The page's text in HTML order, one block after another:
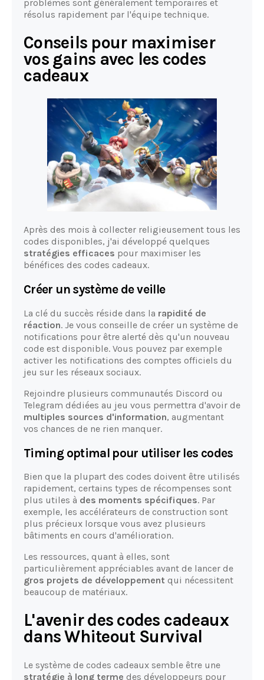
problèmes sont généralement temporaires et
résolus rapidement par l'équipe technique.
Conseils pour maximiser
vos gains avec les codes
cadeaux
Après des mois à collecter religieusement tous les
codes disponibles, j'ai développé quelques
stratégies efficaces pour maximiser les
bénéfices des codes cadeaux.
Créer un système de veille
La clé du succès réside dans la rapidité de
réaction. Je vous conseille de créer un système de
notifications pour être alerté dès qu'un nouveau
code est disponible. Vous pouvez par exemple
activer les notifications des comptes officiels du
jeu sur les réseaux sociaux.
Rejoindre plusieurs communautés Discord ou
Telegram dédiées au jeu vous permettra d'avoir de
multiples sources d'information, augmentant
vos chances de ne rien manquer.
Timing optimal pour utiliser les codes
Bien que la plupart des codes doivent être utilisés
rapidement, certains types de récompenses sont
plus utiles à des moments spécifiques. Par
exemple, les accélérateurs de construction sont
plus précieux lorsque vous avez plusieurs
bâtiments en cours d'amélioration.
Les ressources, quant à elles, sont
particulièrement appréciables avant de lancer de
gros projets de développement qui nécessitent
beaucoup de matériaux.
L'avenir des codes cadeaux
dans Whiteout Survival
Le système de codes cadeaux semble être une
stratégie à long terme des développeurs pour